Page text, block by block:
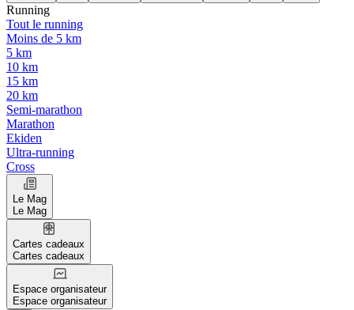
Running
Tout le running
Moins de 5 km
5 km
10 km
15 km
20 km
Semi-marathon
Marathon
Ekiden
Ultra-running
Cross
Le Mag
Le Mag
Cartes cadeaux
Cartes cadeaux
Espace organisateur
Espace organisateur